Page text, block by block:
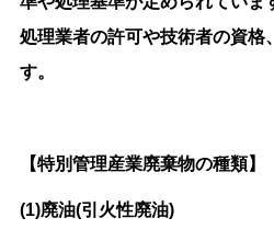
処理業者の許可や技術者の資格
す。
【特別管理産業廃棄物の種類】
(1)廃油(引火性廃油)